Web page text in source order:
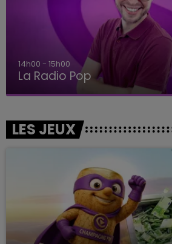
14h00 - 15h00
La Radio Pop
LES JEUX